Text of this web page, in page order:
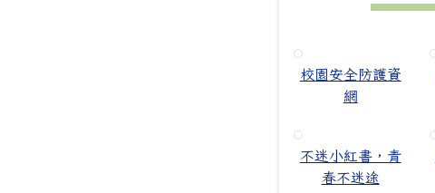
校園安全防護資
網
不迷小紅書，青
春不迷途